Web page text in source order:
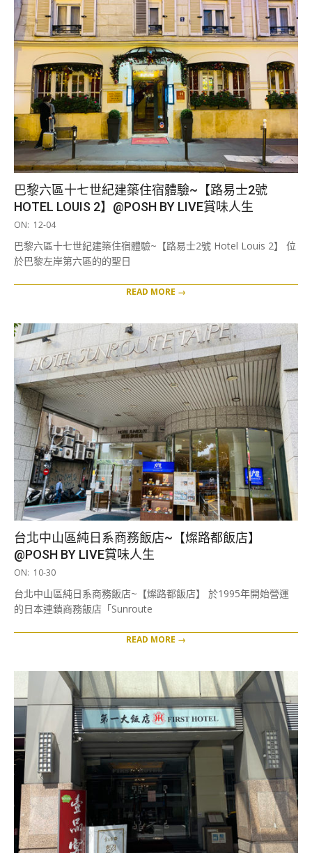
巴黎六區十七世紀建築住宿體驗~【路易士2號
HOTEL LOUIS 2】@POSH BY LIVE賞味人生
2020-
04
ON: 12-04
巴黎六區十七世紀建築住宿體驗~【路易士2號 Hotel Louis 2】 位
於巴黎左岸第六區的的聖日
READ MORE →
台北中山區純日系商務飯店~【燦路都飯店】
@POSH BY LIVE賞味人生
2020-
30
ON: 10-30
台北中山區純日系商務飯店~【燦路都飯店】 於1995年開始營運
的日本連鎖商務飯店「Sunroute
READ MORE →